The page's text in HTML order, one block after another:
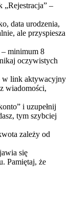
–
data urodzenia,
ale przyspiesza
– minimum 8
oczywistych
w link aktywacyjny
wiadomości,
i uzupełnij
tym szybciej
zależy od
się
Pamiętaj, że